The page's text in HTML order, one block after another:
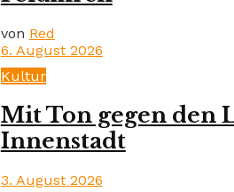
von Red
6. August 2026
Kultur
Mit Ton gegen den
Innenstadt
3. August 2026